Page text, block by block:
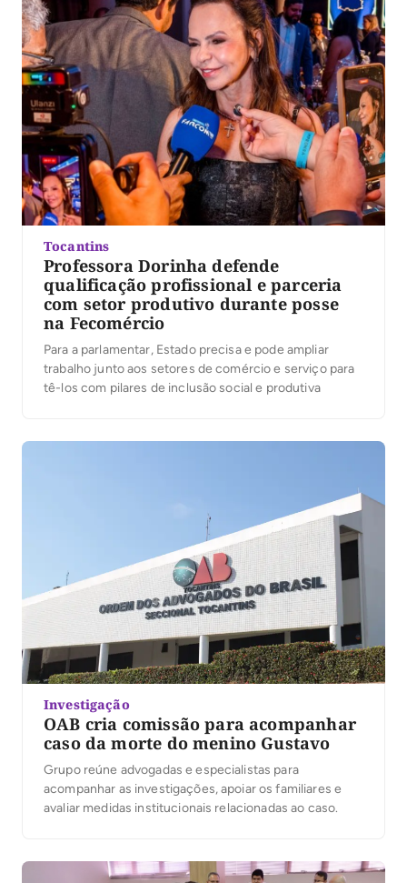
Tocantins
Professora Dorinha defende
qualificação profissional e parceria
com setor produtivo durante posse
na Fecomércio
Para a parlamentar, Estado precisa e pode ampliar
trabalho junto aos setores de comércio e serviço para
tê-los com pilares de inclusão social e produtiva
Investigação
OAB cria comissão para acompanhar
caso da morte do menino Gustavo
Grupo reúne advogadas e especialistas para
acompanhar as investigações, apoiar os familiares e
avaliar medidas institucionais relacionadas ao caso.